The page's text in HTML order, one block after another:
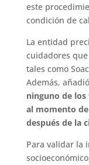
este
condición de
La entidad
cuidadores
tales como
Además,
ninguno de
al momento
después de la
Para validar la